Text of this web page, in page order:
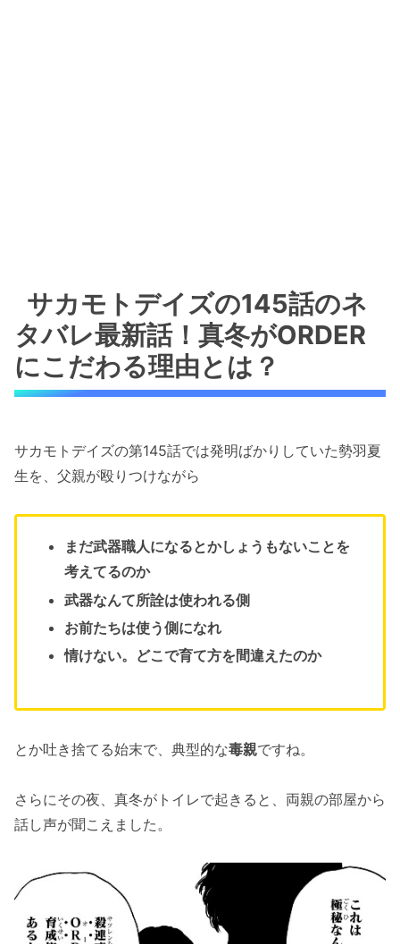
サカモトデイズの145話のネ
タバレ最新話！真冬がORDER
にこだわる理由とは？
サカモトデイズの第145話では発明ばかりしていた勢羽夏
生を、父親が殴りつけながら
まだ武器職人になるとかしょうもないことを
考えてるのか
武器なんて所詮は使われる側
お前たちは使う側になれ
情けない。どこで育て方を間違えたのか
とか吐き捨てる始末で、典型的な毒親ですね。
さらにその夜、真冬がトイレで起きると、両親の部屋から
話し声が聞こえました。